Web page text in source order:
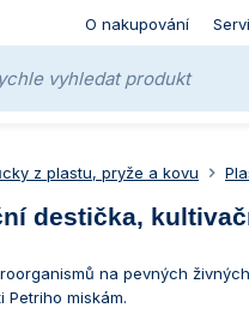
O nakupování
z plastu, pryže a kovu
destička,
na pevných
Petriho miskám.